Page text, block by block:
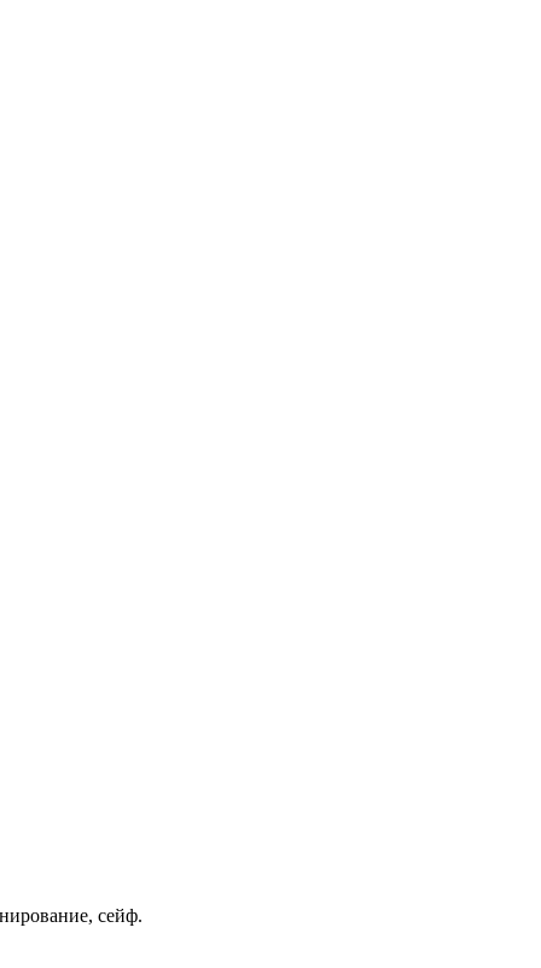
сейф.